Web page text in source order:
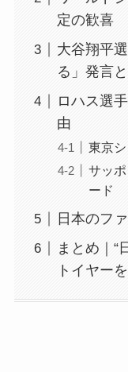
定の歓喜
大谷翔平
る」発言
ロハス選
由
東京
サッ
ード
日本のフ
まとめ｜“
トイヤー